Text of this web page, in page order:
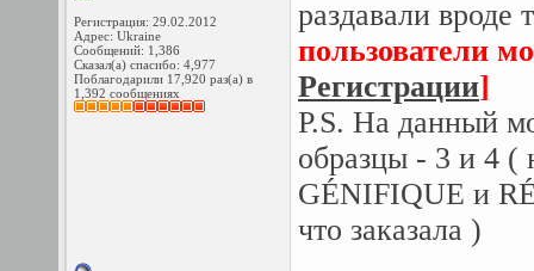
Регистрация: 29.02.2012
Адрес: Ukraine
Сообщений: 1,386
Сказал(а) спасибо: 4,977
Поблагодарили 17,920 раз(а) в
1,392 сообщениях
раздавали вроде
пользователи
Регистрации]
P.S. На данный
образцы - 3 и 4
GÉNIFIQUE и
что заказала )